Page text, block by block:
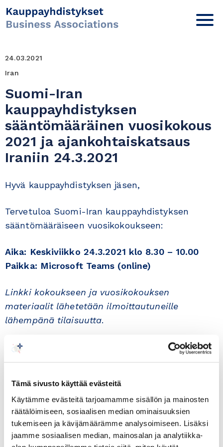
Tämä sivusto käyttää evästeitä
Käytämme evästeitä tarjoamamme sisällön ja mainosten
räätälöimiseen, sosiaalisen median ominaisuuksien
tukemiseen ja kävijämäärämme analysoimiseen. Lisäksi
jaamme sosiaalisen median, mainosalan ja analytiikka-
24.03.2021
Iran
Suomi-Iran
kauppayhdistyksen
sääntömääräinen vuosikokous
2021 ja ajankohtaiskatsaus
Iraniin 24.3.2021
Hyvä kauppayhdistyksen jäsen,
Tervetuloa Suomi-Iran kauppayhdistyksen
sääntömääräiseen vuosikokoukseen:
Aika: Keskiviikko 24.3.2021 klo 8.30 – 10.00
Paikka: Microsoft Teams (online)
Linkki kokoukseen ja vuosikokouksen
materiaalit lähetetään ilmoittautuneille
lähempänä tilaisuutta.
Vuosikokouksen jälkeen kuulemme Teheranin
suurlähettiläänKeijo
lisäksi suurlähettiläsHannu Ripatti
tietomme Instexin osalta.
OHJELMA